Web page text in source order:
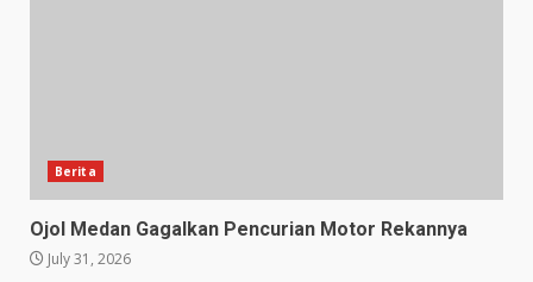
Berita
Ojol Medan Gagalkan Pencurian Motor Rekannya
July 31, 2026